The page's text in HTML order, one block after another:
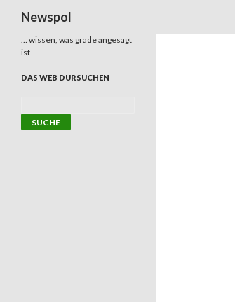
Newspol
… wissen, was grade angesagt
ist
DAS WEB DURSUCHEN